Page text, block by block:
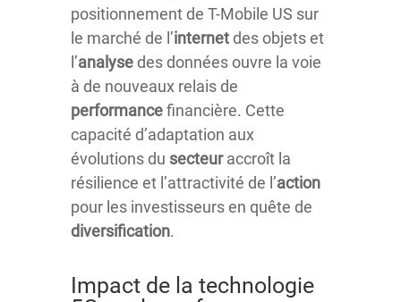
positionnement de T-Mobile US sur
le marché de l’internet des objets et
l’analyse des données ouvre la voie
à de nouveaux relais de
performancefinancière. Cette
capacité d’adaptation aux
évolutions du secteuraccroît la
résilience et l’attractivité de l’action
pour les investisseurs en quête de
diversification.
Impact de la technologie